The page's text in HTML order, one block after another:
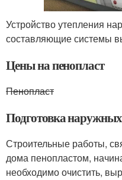
Устройство утепления
составляющие системы
Цены на пенопласт
Пенопласт
Подготовка
Строительные работы,
дома пенопластом,
необходимо очистить,